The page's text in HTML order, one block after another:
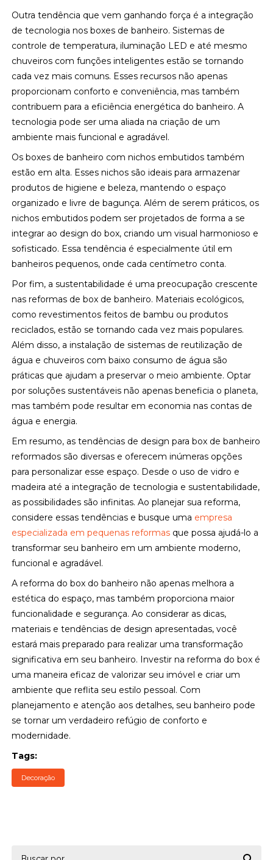
Outra tendência que vem ganhando força é a integração
de tecnologia nos boxes de banheiro. Sistemas de
controle de temperatura, iluminação LED e até mesmo
chuveiros com funções inteligentes estão se tornando
cada vez mais comuns. Esses recursos não apenas
proporcionam conforto e conveniência, mas também
contribuem para a eficiência energética do banheiro. A
tecnologia pode ser uma aliada na criação de um
ambiente mais funcional e agradável.
Os boxes de banheiro com nichos embutidos também
estão em alta. Esses nichos são ideais para armazenar
produtos de higiene e beleza, mantendo o espaço
organizado e livre de bagunça. Além de serem práticos, os
nichos embutidos podem ser projetados de forma a se
integrar ao design do box, criando um visual harmonioso e
sofisticado. Essa tendência é especialmente útil em
banheiros pequenos, onde cada centímetro conta.
Por fim, a sustentabilidade é uma preocupação crescente
nas reformas de box de banheiro. Materiais ecológicos,
como revestimentos feitos de bambu ou produtos
reciclados, estão se tornando cada vez mais populares.
Além disso, a instalação de sistemas de reutilização de
água e chuveiros com baixo consumo de água são
práticas que ajudam a preservar o meio ambiente. Optar
por soluções sustentáveis não apenas beneficia o planeta,
mas também pode resultar em economia nas contas de
água e energia.
Em resumo, as tendências de design para box de banheiro
reformados são diversas e oferecem inúmeras opções
para personalizar esse espaço. Desde o uso de vidro e
madeira até a integração de tecnologia e sustentabilidade,
as possibilidades são infinitas. Ao planejar sua reforma,
considere essas tendências e busque uma empresa
especializada em pequenas reformas que possa ajudá-lo a
transformar seu banheiro em um ambiente moderno,
funcional e agradável.
A reforma do box do banheiro não apenas melhora a
estética do espaço, mas também proporciona maior
funcionalidade e segurança. Ao considerar as dicas,
materiais e tendências de design apresentadas, você
estará mais preparado para realizar uma transformação
significativa em seu banheiro. Investir na reforma do box é
uma maneira eficaz de valorizar seu imóvel e criar um
ambiente que reflita seu estilo pessoal. Com
planejamento e atenção aos detalhes, seu banheiro pode
se tornar um verdadeiro refúgio de conforto e
modernidade.
Tags:
Decoração